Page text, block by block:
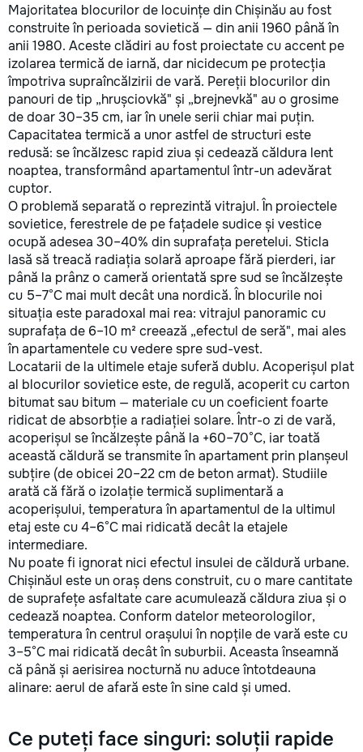
Majoritatea blocurilor de locuințe din Chișinău au fost
construite în perioada sovietică — din anii 1960 până în
anii 1980. Aceste clădiri au fost proiectate cu accent pe
izolarea termică de iarnă, dar nicidecum pe protecția
împotriva supraîncălzirii de vară. Pereții blocurilor din
panouri de tip „hrușciovkă" și „brejnevkă" au o grosime
de doar 30–35 cm, iar în unele serii chiar mai puțin.
Capacitatea termică a unor astfel de structuri este
redusă: se încălzesc rapid ziua și cedează căldura lent
noaptea, transformând apartamentul într-un adevărat
cuptor.
O problemă separată o reprezintă vitrajul. În proiectele
sovietice, ferestrele de pe fațadele sudice și vestice
ocupă adesea 30–40% din suprafața peretelui. Sticla
lasă să treacă radiația solară aproape fără pierderi, iar
până la prânz o cameră orientată spre sud se încălzește
cu 5–7°C mai mult decât una nordică. În blocurile noi
situația este paradoxal mai rea: vitrajul panoramic cu
suprafața de 6–10 m² creează „efectul de seră", mai ales
în apartamentele cu vedere spre sud-vest.
Locatarii de la ultimele etaje suferă dublu. Acoperișul plat
al blocurilor sovietice este, de regulă, acoperit cu carton
bitumat sau bitum — materiale cu un coeficient foarte
ridicat de absorbție a radiației solare. Într-o zi de vară,
acoperișul se încălzește până la +60–70°C, iar toată
această căldură se transmite în apartament prin planșeul
subțire (de obicei 20–22 cm de beton armat). Studiile
arată că fără o izolație termică suplimentară a
acoperișului, temperatura în apartamentul de la ultimul
etaj este cu 4–6°C mai ridicată decât la etajele
intermediare.
Nu poate fi ignorat nici efectul insulei de căldură urbane.
Chișinăul este un oraș dens construit, cu o mare cantitate
de suprafețe asfaltate care acumulează căldura ziua și o
cedează noaptea. Conform datelor meteorologilor,
temperatura în centrul orașului în nopțile de vară este cu
3–5°C mai ridicată decât în suburbii. Aceasta înseamnă
că până și aerisirea nocturnă nu aduce întotdeauna
alinare: aerul de afară este în sine cald și umed.
Ce puteți face singuri: soluții rapide